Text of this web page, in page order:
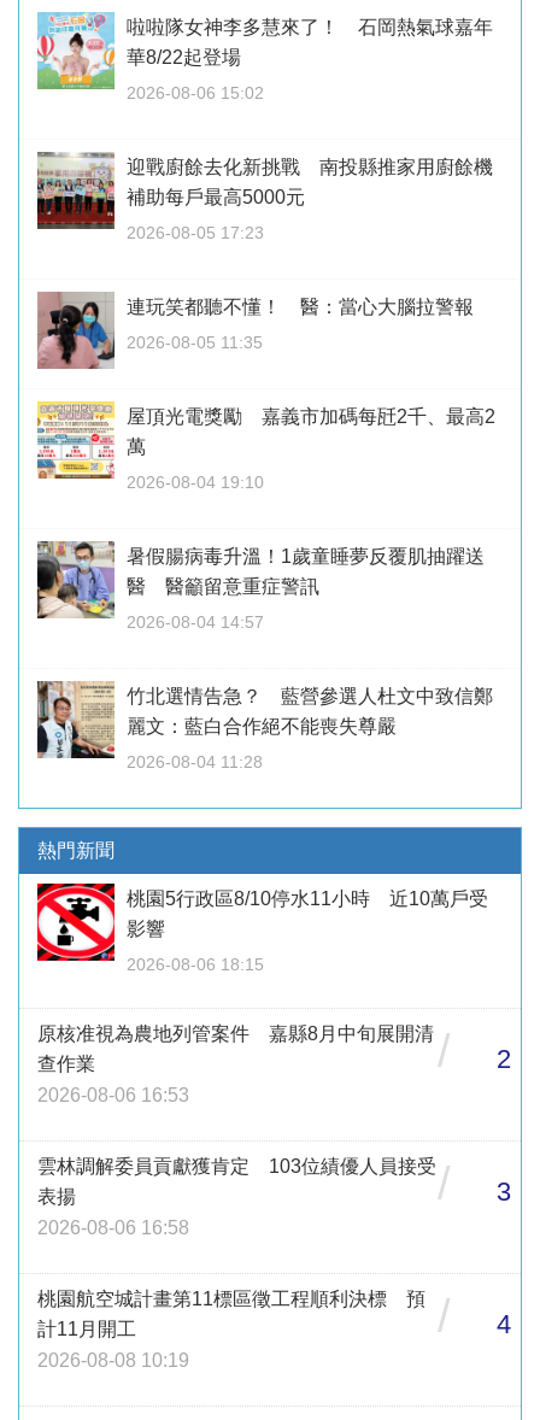
啦啦隊女神李多慧來了！ 石岡熱氣球嘉年
華8/22起登場
2026-08-06 15:02
迎戰廚餘去化新挑戰 南投縣推家用廚餘機
補助每戶最高5000元
2026-08-05 17:23
連玩笑都聽不懂！ 醫：當心大腦拉警報
2026-08-05 11:35
屋頂光電獎勵 嘉義市加碼每瓩2千、最高2
萬
2026-08-04 19:10
暑假腸病毒升溫！1歲童睡夢反覆肌抽躍送
醫 醫籲留意重症警訊
2026-08-04 14:57
竹北選情告急？ 藍營參選人杜文中致信鄭
麗文：藍白合作絕不能喪失尊嚴
2026-08-04 11:28
熱門新聞
桃園5行政區8/10停水11小時 近10萬戶受
影響
2026-08-06 18:15
原核准視為農地列管案件 嘉縣8月中旬展開清
查作業
2026-08-06 16:53
/ 2
雲林調解委員貢獻獲肯定 103位績優人員接受
表揚
2026-08-06 16:58
/ 3
桃園航空城計畫第11標區徵工程順利決標 預
計11月開工
2026-08-08 10:19
/ 4